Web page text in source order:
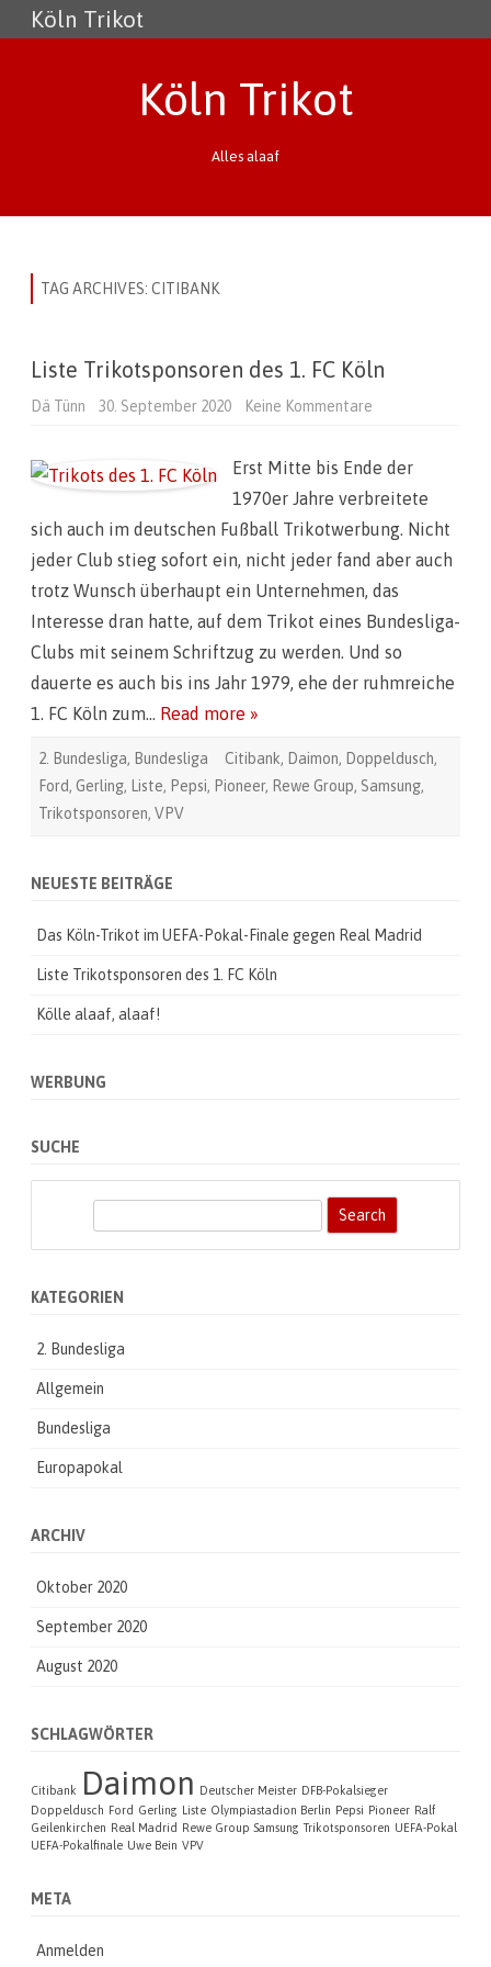
Köln Trikot
Köln Trikot
Alles alaaf
TAG ARCHIVES: CITIBANK
Liste Trikotsponsoren des 1. FC Köln
Dä Tünn 30. September 2020 Keine Kommentare
s
e
r
k
t
p
n
o
e
1
Erst Mitte bis Ende der
1970er Jahre verbreitete
sich auch im deutschen Fußball Trikotwerbung. Nicht
jeder Club stieg sofort ein, nicht jeder fand aber auch
trotz Wunsch überhaupt ein Unternehmen, das
Interesse dran hatte, auf dem Trikot eines Bundesliga-
Clubs mit seinem Schriftzug zu werden. Und so
dauerte es auch bis ins Jahr 1979, ehe der ruhmreiche
1. FC Köln zum… Read more »
2. Bundesliga, Bundesliga Citibank, Daimon, Doppeldusch,
Ford, Gerling, Liste, Pepsi, Pioneer, Rewe Group, Samsung,
Trikotsponsoren, VPV
NEUESTE BEITRÄGE
Das Köln-Trikot im UEFA-Pokal-Finale gegen Real Madrid
Liste Trikotsponsoren des 1. FC Köln
Kölle alaaf, alaaf!
WERBUNG
SUCHE
r
h
KATEGORIEN
2. Bundesliga
Allgemein
Bundesliga
Europapokal
ARCHIV
Oktober 2020
September 2020
August 2020
SCHLAGWÖRTER
Citibank Daimon Deutscher Meister DFB-Pokalsieger
Doppeldusch Ford Gerling Liste Olympiastadion Berlin Pepsi Pioneer Ralf
Geilenkirchen Real Madrid Rewe Group Samsung Trikotsponsoren UEFA-Pokal
UEFA-Pokalfinale Uwe Bein VPV
META
Anmelden